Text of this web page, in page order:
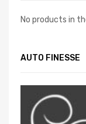
No products in
AUTO FINESSE